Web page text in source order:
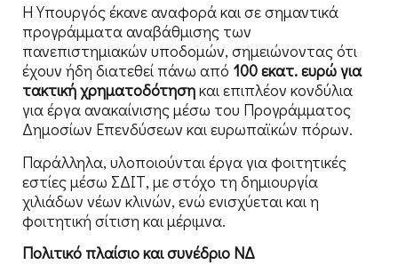
Η Υπουργός έκανε αναφορά και σε σημαντικά
προγράμματα αναβάθμισης των
πανεπιστημιακών υποδομών, σημειώνοντας ότι
έχουν ήδη διατεθεί πάνω από 100 εκατ. ευρώ για
τακτική χρηματοδότησηκαι επιπλέον κονδύλια
για έργα ανακαίνισης μέσω του Προγράμματος
Δημοσίων Επενδύσεων και ευρωπαϊκών πόρων.
Παράλληλα, υλοποιούνται έργα για φοιτητικές
εστίες μέσω ΣΔΙΤ, με στόχο τη δημιουργία
χιλιάδων νέων κλινών, ενώ ενισχύεται και η
φοιτητική σίτιση και μέριμνα.
Πολιτικό πλαίσιο και συνέδριο ΝΔ